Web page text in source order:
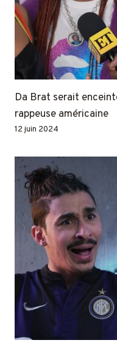
Da Brat serait
rappeuse américaine
12 juin 2024